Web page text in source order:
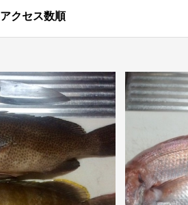
アクセス数順